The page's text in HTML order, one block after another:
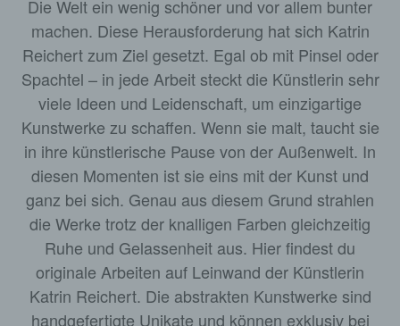
Die Welt ein wenig schöner und vor allem bunter
machen. Diese Herausforderung hat sich Katrin
Reichert zum Ziel gesetzt. Egal ob mit Pinsel oder
Spachtel – in jede Arbeit steckt die Künstlerin sehr
viele Ideen und Leidenschaft, um einzigartige
Kunstwerke zu schaffen. Wenn sie malt, taucht sie
in ihre künstlerische Pause von der Außenwelt. In
diesen Momenten ist sie eins mit der Kunst und
ganz bei sich. Genau aus diesem Grund strahlen
die Werke trotz der knalligen Farben gleichzeitig
Ruhe und Gelassenheit aus. Hier findest du
originale Arbeiten auf Leinwand der Künstlerin
Katrin Reichert. Die abstrakten Kunstwerke sind
handgefertigte Unikate und können exklusiv bei